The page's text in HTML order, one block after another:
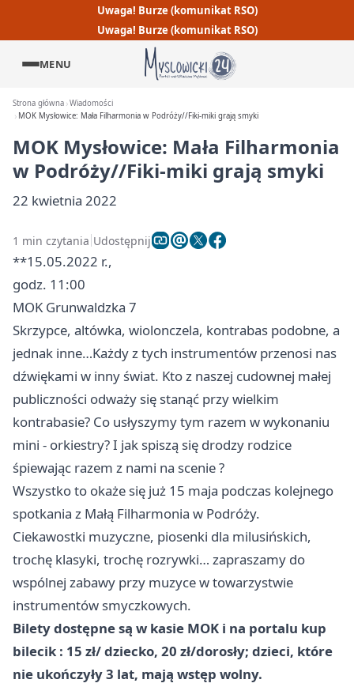
Uwaga! Burze (komunikat RSO)
Uwaga! Burze (komunikat RSO)
MENU
Strona główna Wiadomości
MOK Mysłowice: Mała Filharmonia w Podróży//Fiki-miki grają smyki
MOK Mysłowice: Mała Filharmonia
w Podróży//Fiki-miki grają smyki
22 kwietnia 2022
1 min czytania Udostępnij
**15.05.2022 r.,
godz. 11:00
MOK Grunwaldzka 7
Skrzypce, altówka, wiolonczela, kontrabas podobne, a
jednak inne…Każdy z tych instrumentów przenosi nas
dźwiękami w inny świat. Kto z naszej cudownej małej
publiczności odważy się stanąć przy wielkim
kontrabasie? Co usłyszymy tym razem w wykonaniu
mini - orkiestry? I jak spiszą się drodzy rodzice
śpiewając razem z nami na scenie ?
Wszystko to okaże się już 15 maja podczas kolejnego
spotkania z Małą Filharmonia w Podróży.
Ciekawostki muzyczne, piosenki dla milusińskich,
trochę klasyki, trochę rozrywki… zapraszamy do
wspólnej zabawy przy muzyce w towarzystwie
instrumentów smyczkowych.
Bilety dostępne są w kasie MOK i na portalu kup
bilecik : 15 zł/ dziecko, 20 zł/dorosły; dzieci, które
nie ukończyły 3 lat, mają wstęp wolny.